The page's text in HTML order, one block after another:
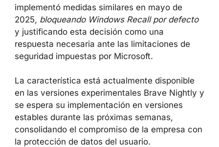
implementó medidas similares en mayo de
2025, bloqueando Windows Recall por defecto
y justificando esta decisión como una
respuesta necesaria ante las limitaciones de
seguridad impuestas por Microsoft.
La característica está actualmente disponible
en las versiones experimentales Brave Nightly y
se espera su implementación en versiones
estables durante las próximas semanas,
consolidando el compromiso de la empresa con
la protección de datos del usuario.